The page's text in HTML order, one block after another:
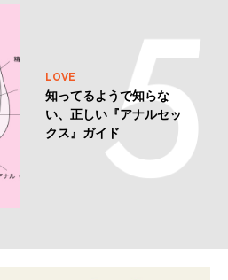
LOVE
知ってるようで知らな
い、正しい『アナルセッ
クス』ガイド